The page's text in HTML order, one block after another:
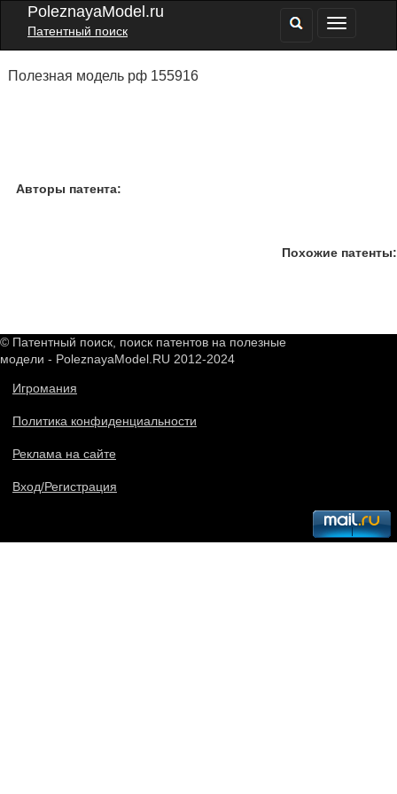
PoleznayaModel.ru
Патентный поиск
Полезная модель рф 155916
Авторы патента:
Похожие патенты:
© Патентный поиск, поиск патентов на полезные
модели - PoleznayaModel.RU 2012-2024
Игромания
Политика конфиденциальности
Реклама на сайте
Вход/Регистрация